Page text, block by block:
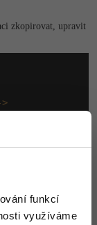
funkcí
využíváme
zkopirovat, upravit